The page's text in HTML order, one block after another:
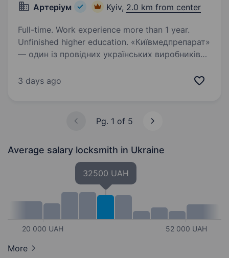
Артеріум Kyiv, 2.0 km from center
Full-time. Work experience more than 1 year.
Unfinished higher education. «Київмедпрепарат»
— один із провідних українських виробників
якого формуються з 1847 року. Компанія
3 days ago
Pg. 1 of 5
Average salary locksmith in Ukraine
20 000 UAH
32500 UAH
52 000 UAH
More